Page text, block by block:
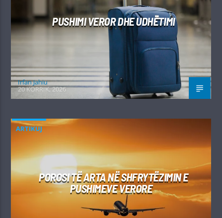
PUSHIMI VEROR DHE UDHËTIMI
Irfan Jahiu
20 KORRIK, 2026
ARTIKUJ
POROSI TË ARTA NË SHFRYTËZIMIN E
PUSHIMEVE VERORE